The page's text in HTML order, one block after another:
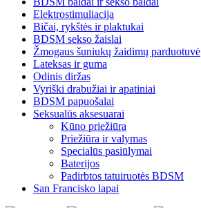
Elektrostimuliacija
Bičai, rykštės ir plaktukai
BDSM sekso žaislai
Žmogaus šuniukų žaidimų parduotuvė
Lateksas ir guma
Odinis diržas
Vyriški drabužiai ir apatiniai
BDSM papuošalai
Seksualūs aksesuarai
Kūno priežiūra
Priežiūra ir valymas
Specialūs pasiūlymai
Baterijos
Padirbtos tatuiruotės BDSM
San Francisko lapai